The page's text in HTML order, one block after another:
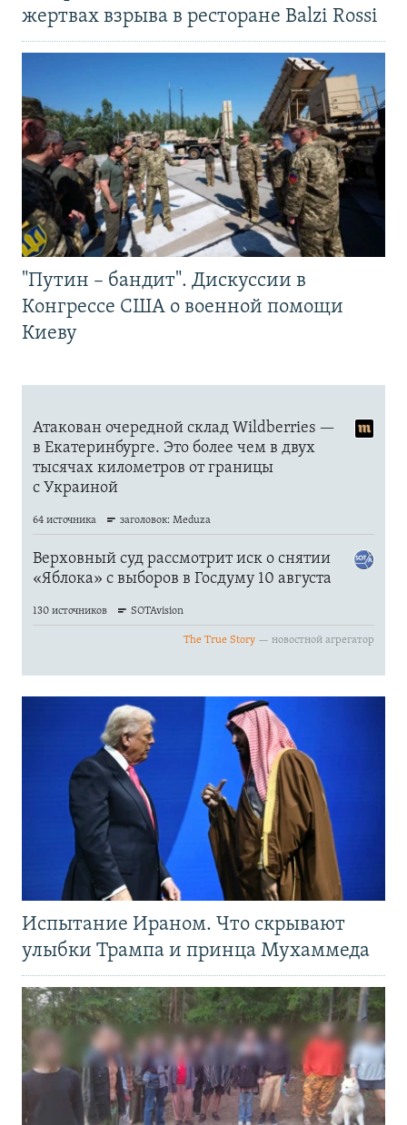
жертвах взрыва в ресторане Balzi Rossi
"Путин – бандит". Дискуссии в
Конгрессе США о военной помощи
Киеву
Испытание Ираном. Что скрывают
улыбки Трампа и принца Мухаммеда